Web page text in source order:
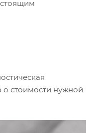
о стоимости нужной